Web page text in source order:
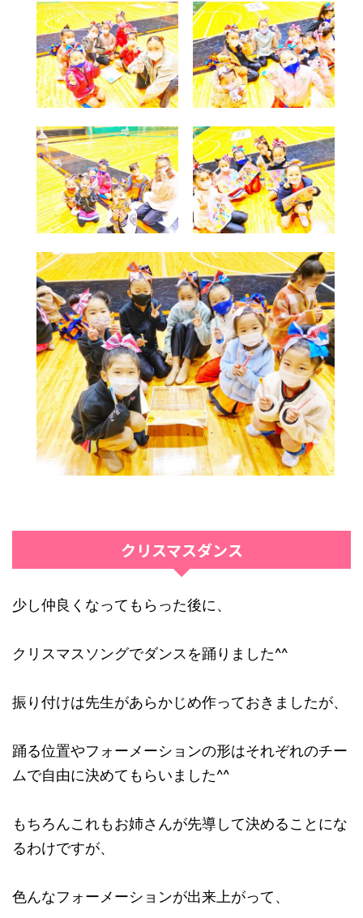
クリスマスダンス
少し仲良くなってもらった後に、
クリスマスソングでダンスを踊りました^^
振り付けは先生があらかじめ作っておきましたが、
踊る位置やフォーメーションの形はそれぞれのチー
ムで自由に決めてもらいました^^
もちろんこれもお姉さんが先導して決めることにな
るわけですが、
色んなフォーメーションが出来上がって、